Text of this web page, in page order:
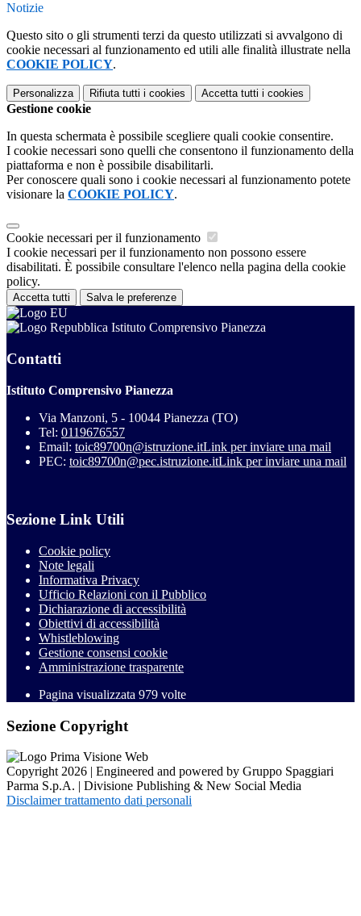
Notizie
Questo sito o gli strumenti terzi da questo utilizzati si avvalgono di
cookie necessari al funzionamento ed utili alle finalità illustrate nella
COOKIE POLICY.
Personalizza Rifiuta tutti i cookies Accetta tutti i cookies
Gestione cookie
In questa schermata è possibile scegliere quali cookie consentire.
I cookie necessari sono quelli che consentono il funzionamento della
piattaforma e non è possibile disabilitarli.
Per conoscere quali sono i cookie necessari al funzionamento potete
visionare la COOKIE POLICY.
Cookie necessari per il funzionamento
I cookie necessari per il funzionamento non possono essere
disabilitati. È possibile consultare l'elenco nella pagina della cookie
policy.
Accetta tutti Salva le preferenze
Istituto Comprensivo Pianezza
Contatti
Istituto Comprensivo Pianezza
Via Manzoni, 5 - 10044 Pianezza (TO)
Tel: 0119676557
Email: toic89700n@istruzione.itLink per inviare una mail
PEC: toic89700n@pec.istruzione.itLink per inviare una mail
Sezione Link Utili
Cookie policy
Note legali
Informativa Privacy
Ufficio Relazioni con il Pubblico
Dichiarazione di accessibilità
Obiettivi di accessibilità
Whistleblowing
Gestione consensi cookie
Amministrazione trasparente
Pagina visualizzata 979 volte
Sezione Copyright
Copyright 2026 | Engineered and powered by Gruppo Spaggiari
Parma S.p.A. | Divisione Publishing & New Social Media
Disclaimer trattamento dati personali